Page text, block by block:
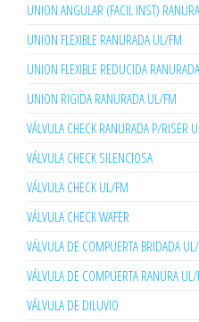
UNION ANGULAR (FACIL INST)
UNION FLEXIBLE RANURADA UL/FM
UNION FLEXIBLE REDUCIDA
UNION RIGIDA RANURADA UL/FM
VÁLVULA CHECK RANURADA P/RISER
VÁLVULA CHECK SILENCIOSA
VÁLVULA CHECK UL/FM
VÁLVULA CHECK WAFER
VÁLVULA DE COMPUERTA BRIDADA
VÁLVULA DE COMPUERTA RANURA
VÁLVULA DE DILUVIO